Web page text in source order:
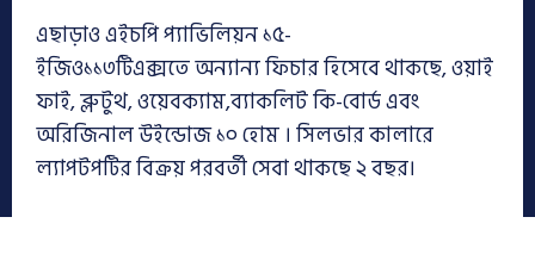
এছাড়াও এইচপি প্যাভিলিয়ন ১৫-
ইজিও১১৩টিএক্সতে অন্যান্য ফিচার হিসেবে থাকছে, ওয়াই
ফাই, ব্লুটুথ, ওয়েবক্যাম,ব্যাকলিট কি-বোর্ড এবং
অরিজিনাল উইন্ডোজ ১০ হোম । সিলভার কালারে
ল্যাপটপটির বিক্রয় পরবর্তী সেবা থাকছে ২ বছর।